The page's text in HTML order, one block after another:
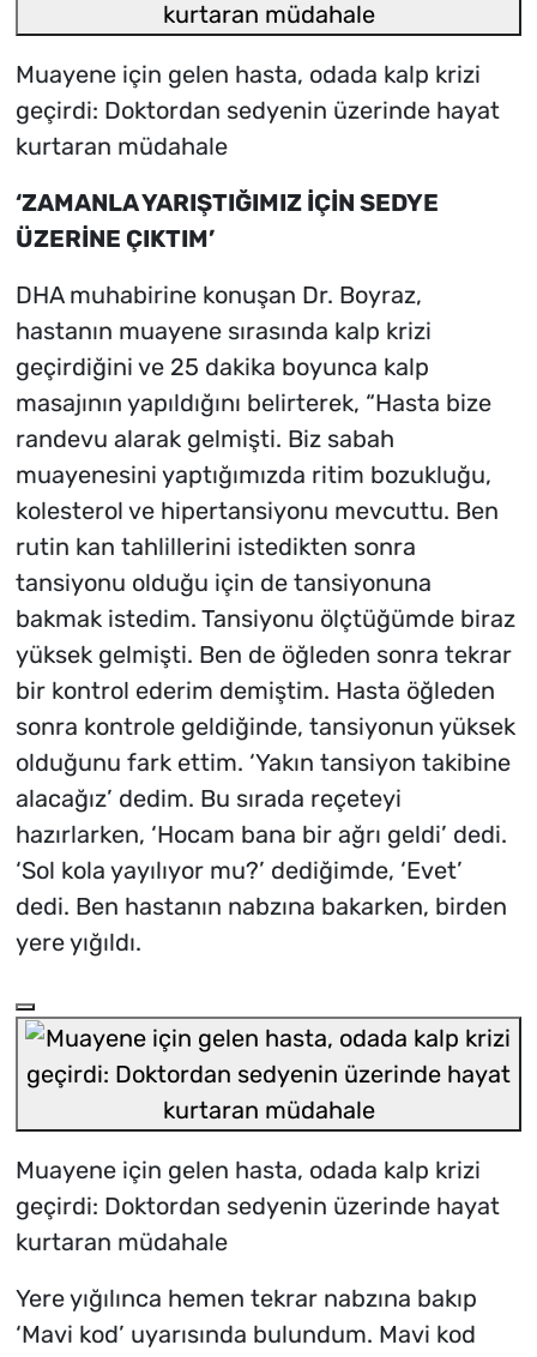
Muayene için gelen hasta, odada kalp krizi
geçirdi: Doktordan sedyenin üzerinde hayat
kurtaran müdahale
‘ZAMANLA YARIŞTIĞIMIZ İÇİN SEDYE
ÜZERİNE ÇIKTIM’
DHA muhabirine konuşan Dr. Boyraz,
hastanın muayene sırasında kalp krizi
geçirdiğini ve 25 dakika boyunca kalp
masajının yapıldığını belirterek, “Hasta bize
randevu alarak gelmişti. Biz sabah
muayenesini yaptığımızda ritim bozukluğu,
kolesterol ve hipertansiyonu mevcuttu. Ben
rutin kan tahlillerini istedikten sonra
tansiyonu olduğu için de tansiyonuna
bakmak istedim. Tansiyonu ölçtüğümde biraz
yüksek gelmişti. Ben de öğleden sonra tekrar
bir kontrol ederim demiştim. Hasta öğleden
sonra kontrole geldiğinde, tansiyonun yüksek
olduğunu fark ettim. ‘Yakın tansiyon takibine
alacağız’ dedim. Bu sırada reçeteyi
hazırlarken, ‘Hocam bana bir ağrı geldi’ dedi.
‘Sol kola yayılıyor mu?’ dediğimde, ‘Evet’
dedi. Ben hastanın nabzına bakarken, birden
yere yığıldı.
Muayene için gelen hasta, odada kalp krizi
geçirdi: Doktordan sedyenin üzerinde hayat
kurtaran müdahale
Yere yığılınca hemen tekrar nabzına bakıp
‘Mavi kod’ uyarısında bulundum. Mavi kod